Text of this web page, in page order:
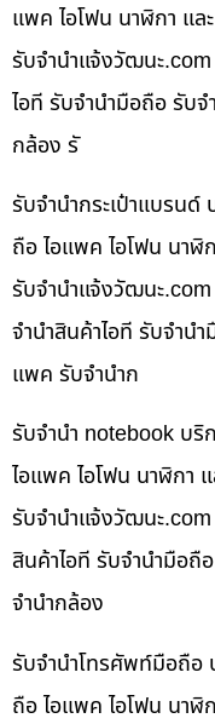
แพค ไอโฟน นาฬิกา แ
รับจํานําแจ้งวัฒนะ
ไอที รับจำนำมือถือ รับ
กล้อง รั
รับจำนำกระเป๋าแบรนด์
ถือ ไอแพค ไอโฟน นาฬิ
รับจํานําแจ้งวัฒนะ
จำนำสินค้าไอที รับจำน
แพค รับจำนำก
รับจำนำ notebook บริ
ไอแพค ไอโฟน นาฬิกา
รับจํานําแจ้งวัฒนะ
สินค้าไอที รับจำนำมือถื
จำนำกล้อง
รับจำนำโทรศัพท์มือถือ
ถือ ไอแพค ไอโฟน นาฬิ